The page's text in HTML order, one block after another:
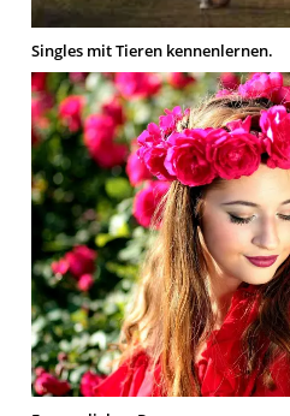
Singles mit Tieren kennenlernen.